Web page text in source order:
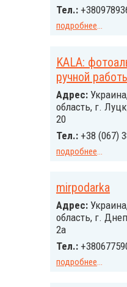
Тел.:
подробнее...
KALA:
ручной
Адрес:
область, г.
20
Тел.: +38 (067)
подробнее...
mirpodarka
Адрес:
область, г.
2а
Тел.:
подробнее...